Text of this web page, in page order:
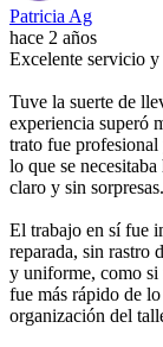
Patricia Ag
hace 2 años
Excelente servicio
Tuve la suerte de
experiencia superó
trato fue
lo que se
claro y sin sorpresas.
El trabajo en sí fue
reparada, sin rastro
y uniforme, como si
fue más rápido de
organización del